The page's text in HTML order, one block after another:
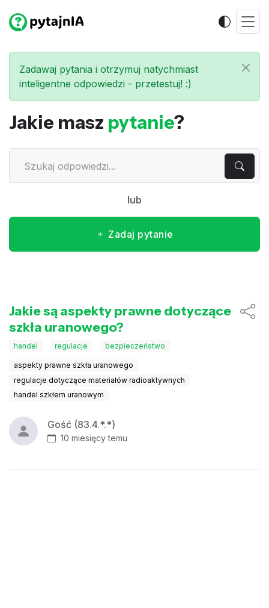
Zadawaj pytania i otrzymuj natychmiast
inteligentne odpowiedzi - przetestuj! :)
Jakie masz pytanie?
lub
Zadaj pytanie
Jakie są aspekty prawne dotyczące
szkła uranowego?
handel regulacje bezpieczeństwo
aspekty prawne szkła uranowego
regulacje dotyczące materiałów radioaktywnych
handel szkłem uranowym
Gość (83.4.*.*)
10 miesięcy temu